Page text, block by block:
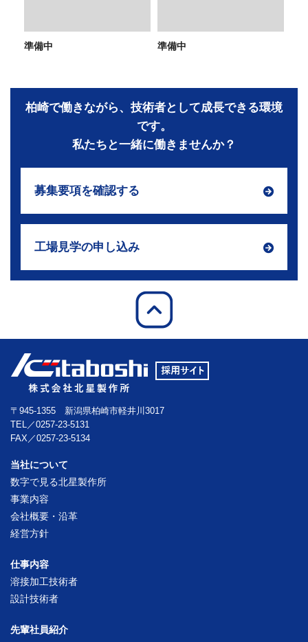
準備中 準備中
柏崎で働きながら、技術者として成長できる環境
です。
私たちと一緒に働きませんか？
募集要項を確認する
工場見学の申し込み
〒945-1355 新潟県柏崎市軽井川3017
TEL／0257-23-5131
FAX／0257-23-5134
当社について
数字で見る北星製作所
事業内容
会社概要・沿革
経営方針
仕事内容
溶接加工技術者
設計技術者
先輩社員紹介